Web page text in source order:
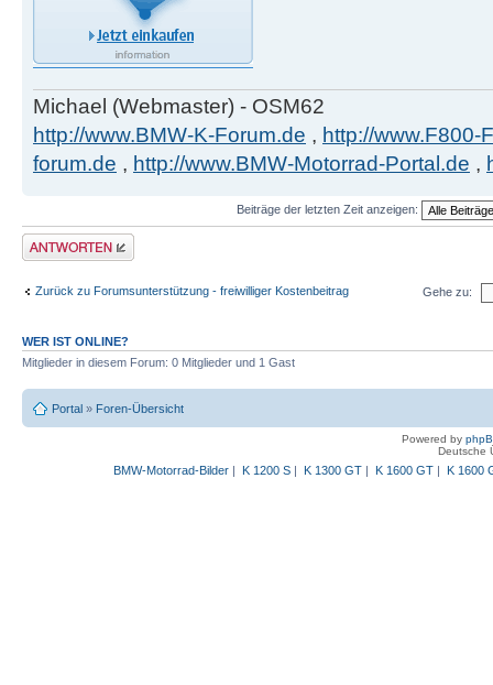
Michael (Webmaster) - OSM62
http://www.BMW-K-Forum.de , http://www.F800-
forum.de , http://www.BMW-Motorrad-Portal.de ,
Beiträge der letzten Zeit anzeigen:
Antwort schreiben
Zurück zu Forumsunterstützung - freiwilliger Kostenbeitrag Gehe zu:
WER IST ONLINE?
Mitglieder in diesem Forum: 0 Mitglieder und 1 Gast
Portal » Foren-Übersicht
Powered by
Deutsche
BMW-Motorrad-Bilder| K 1200 S| K 1300 GT| K 1600 GT| K 1600